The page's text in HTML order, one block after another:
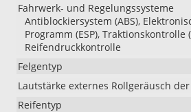
Fahrwerk- und Regelungssysteme
Antiblockiersystem (ABS),
Programm (ESP), Traktionskontrolle
Reifendruckkontrolle
Felgentyp
Lautstärke externes Rollgeräusch
Reifentyp